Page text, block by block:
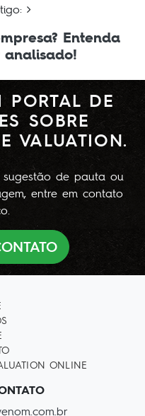
Entenda
DE
SOBRE
VALUATION.
sugestão de pauta ou
entre em contato
ONLINE